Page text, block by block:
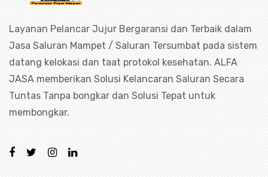
Layanan Pelancar Jujur Bergaransi dan Terbaik dalam
Jasa Saluran Mampet / Saluran Tersumbat pada sistem
datang kelokasi dan taat protokol kesehatan. ALFA
JASA memberikan Solusi Kelancaran Saluran Secara
Tuntas Tanpa bongkar dan Solusi Tepat untuk
membongkar.